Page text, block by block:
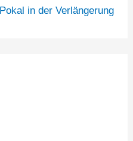
in der Verlängerung